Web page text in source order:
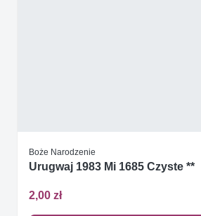
Boże Narodzenie
Urugwaj 1983 Mi 1685 Czyste **
2,00 zł